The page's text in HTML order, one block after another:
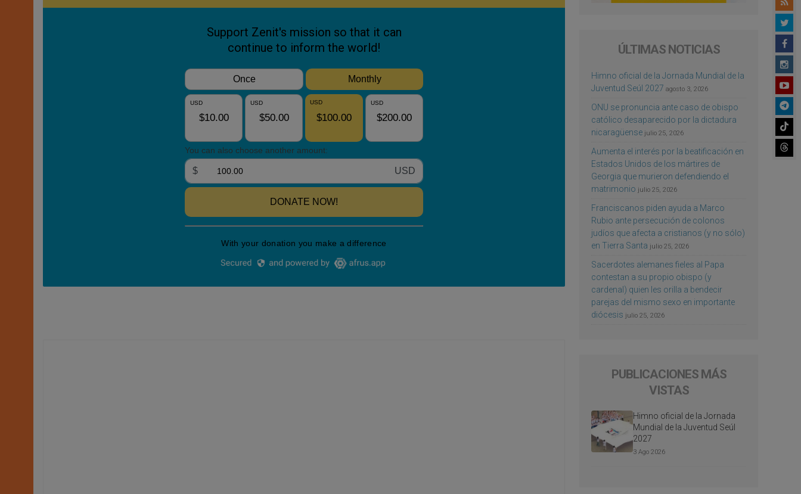
ÚLTIMAS NOTICIAS
Himno oficial de la Jornada Mundial de la
Juventud Seúl 2027 agosto 3, 2026
ONU se pronuncia ante caso de obispo
católico desaparecido por la dictadura
nicaragüense julio 25, 2026
Aumenta el interés por la beatificación en
Estados Unidos de los mártires de
Georgia que murieron defendiendo el
matrimonio julio 25, 2026
Franciscanos piden ayuda a Marco
Rubio ante persecución de colonos
judíos que afecta a cristianos (y no sólo)
en Tierra Santa julio 25, 2026
Sacerdotes alemanes fieles al Papa
contestan a su propio obispo (y
cardenal) quien les orilla a bendecir
parejas del mismo sexo en importante
diócesis julio 25, 2026
PUBLICACIONES MÁS
VISTAS
Himno oficial de la Jornada
Mundial de la Juventud Seúl
2027
3 Ago 2026